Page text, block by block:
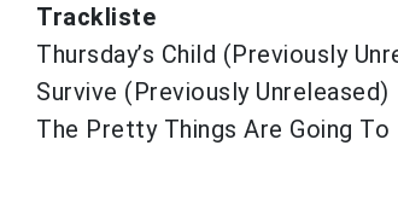
Trackliste
Thursday’s Child (Previously
Survive (Previously Unreleased)
The Pretty Things Are Going